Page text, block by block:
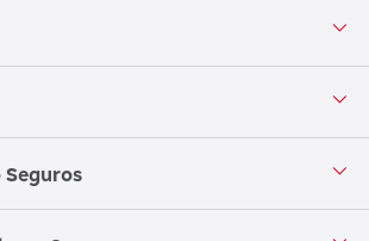
Seguros
Seguros